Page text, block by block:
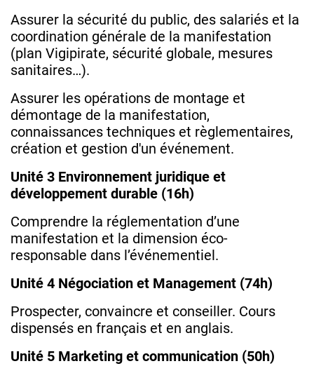
Assurer la sécurité du public, des salariés et la
coordination générale de la manifestation
(plan Vigipirate, sécurité globale, mesures
sanitaires…).
Assurer les opérations de montage et
démontage de la manifestation,
connaissances techniques et règlementaires,
création et gestion d'un événement.
Unité 3 Environnement juridique et
développement durable (16h)
Comprendre la réglementation d’une
manifestation et la dimension éco-
responsable dans l’événementiel.
Unité 4 Négociation et Management (74h)
Prospecter, convaincre et conseiller. Cours
dispensés en français et en anglais.
Unité 5 Marketing et communication (50h)